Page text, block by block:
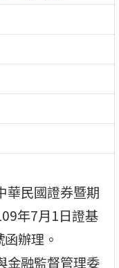
華民國證券暨期
年7月1日證基
辦理。
金融監督管理委